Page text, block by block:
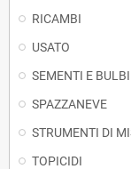
RICAMBI
USATO
SEMENTI E BULBI
SPAZZANEVE
STRUMENTI DI
TOPICIDI